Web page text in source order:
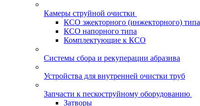
Камеры струйной очистки
КСО эжекторного (инжекторного) типа
КСО напорного типа
Комплектующие к КСО
Системы сбора и рекуперации абразива
Устройства для внутренней очистки труб
Запчасти к пескоструйному оборудованию
Затворы